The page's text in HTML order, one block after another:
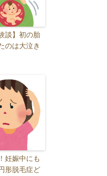
談】初の胎
のは大泣き
妊娠中にも
形脱毛症ど